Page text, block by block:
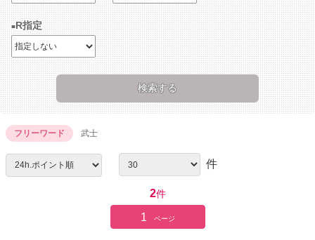
R指定
フリーワード 武士
件
2件
1 ページ